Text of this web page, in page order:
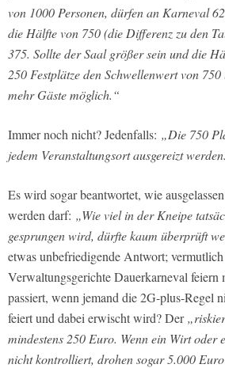
von 1000 Personen, dürfen an Karneval
die Hälfte von 750 (die Differenz zu den
375. Sollte der Saal größer sein und die
250 Festplätze den Schwellenwert von
mehr Gäste möglich.“
Immer noch nicht? Jedenfalls: „Die 750
jedem Veranstaltungsort ausgereizt
Es wird sogar beantwortet, wie
werden darf: „Wie viel in der Kneipe
gesprungen wird, dürfte kaum überprüft
etwas unbefriedigende Antwort;
Verwaltungsgerichte Dauerkarneval feiern
passiert, wenn jemand die 2G-plus-Regel
feiert und dabei erwischt wird? Der
mindestens 250 Euro. Wenn ein Wirt oder
nicht kontrolliert, drohen sogar 5.000